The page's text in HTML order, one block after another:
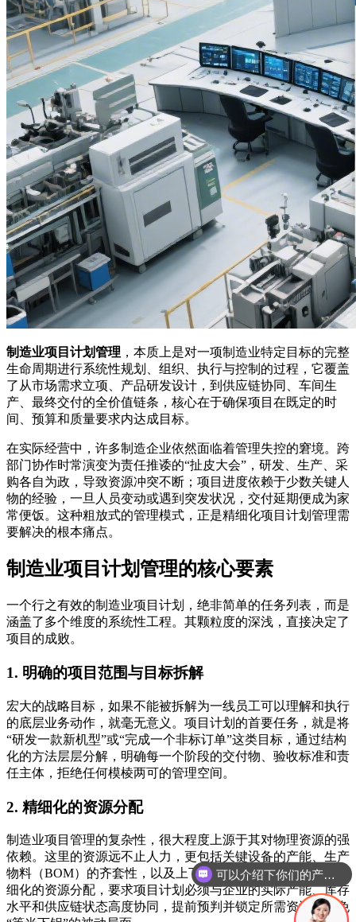
制造业项目计划管理 ，本质上是对一项制造业特定目标的完整
生命周期进行系统性规划、组织、执行与控制的过程，它覆盖
了从市场需求立项、产品研发设计，到供应链协同、车间生
产、最终交付的全价值链条，核心在于确保项目在既定的时
间、预算和质量要求内达成目标。
在实际经营中，许多制造企业依然面临着管理失控的窘境。跨
部门协作时常演变为责任推诿的“扯皮大会”，研发、生产、采
购各自为政，导致资源冲突不断；项目进度依赖于少数关键人
物的经验，一旦人员变动或遇到突发状况，交付延期便成为家
常便饭。这种粗放式的管理模式，正是精细化项目计划管理需
要解决的根本痛点。
制造业项目计划管理的核心要素
一个行之有效的制造业项目计划，绝非简单的任务列表，而是
涵盖了多个维度的系统性工程。其颗粒度的深浅，直接决定了
项目的成败。
1. 明确的项目范围与目标拆解
宏大的战略目标，如果不能被拆解为一线员工可以理解和执行
的底层业务动作，就毫无意义。项目计划的首要任务，就是将
“研发一款新机型”或“完成一个非标订单”这类目标，通过结构
化的方法层层分解，明确每一个阶段的交付物、验收标准和责
任主体，拒绝任何模棱两可的管理空间。
2. 精细化的资源分配
制造业项目管理的复杂性，很大程度上源于其对物理资源的强
依赖。这里的资源远不止人力，更包括关键设备的产能、生产
物料（BOM）的齐套性，以及上下游供应商的交付能力。精
细化的资源分配，要求项目计划必须与企业的实际产能、库存
水平和供应链状态高度协同，提前预判并锁定所需资源，避免
你们是怎么收费的呢